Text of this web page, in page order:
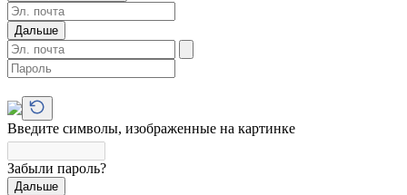
Дальше
Введите символы, изображенные на картинке
Забыли пароль?
Дальше